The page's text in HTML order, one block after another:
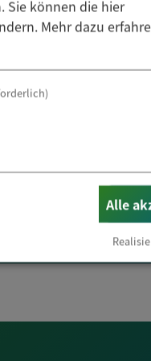
Sie können die hier
Mehr dazu
Alle